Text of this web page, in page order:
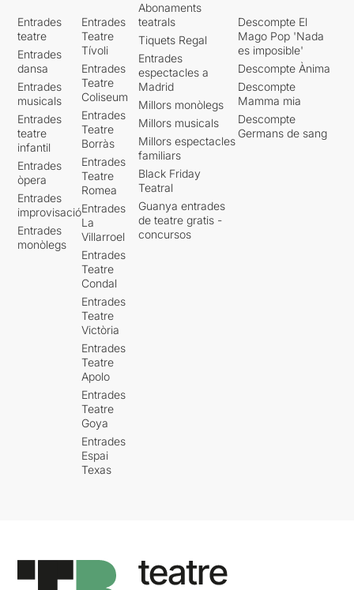
Entrades
teatre
Entrades
dansa
Entrades
musicals
Entrades
teatre
infantil
Entrades
òpera
Entrades
improvisació
Entrades
monòlegs
Entrades
Teatre
Tívoli
Entrades
Teatre
Coliseum
Entrades
Teatre
Borràs
Entrades
Teatre
Romea
Entrades
La
Villarroel
Entrades
Teatre
Condal
Entrades
Teatre
Victòria
Entrades
Teatre
Apolo
Entrades
Teatre
Goya
Entrades
Espai
Texas
Abonaments
teatrals
Tiquets Regal
Entrades
espectacles a
Madrid
Millors monòlegs
Millors musicals
Millors espectacles
familiars
Black Friday
Teatral
Guanya entrades
de teatre gratis -
concursos
Descompte El
Mago Pop 'Nada
es imposible'
Descompte Ànima
Descompte
Mamma mia
Descompte
Germans de sang